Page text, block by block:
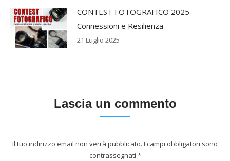
CONTEST FOTOGRAFICO 2025
Connessioni e Resilienza
21 Luglio 2025
Lascia un commento
Il tuo indirizzo email non verrà pubblicato. I campi obbligatori sono
contrassegnati *